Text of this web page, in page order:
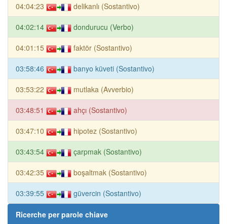
04:04:23 delikanlı (Sostantivo)
04:02:14 dondurucu (Verbo)
04:01:15 faktör (Sostantivo)
03:58:46 banyo küveti (Sostantivo)
03:53:22 mutlaka (Avverbio)
03:48:51 ahçı (Sostantivo)
03:47:10 hipotez (Sostantivo)
03:43:54 çarpmak (Sostantivo)
03:42:35 boşaltmak (Sostantivo)
03:39:55 güvercin (Sostantivo)
Ricerche per parole chiave